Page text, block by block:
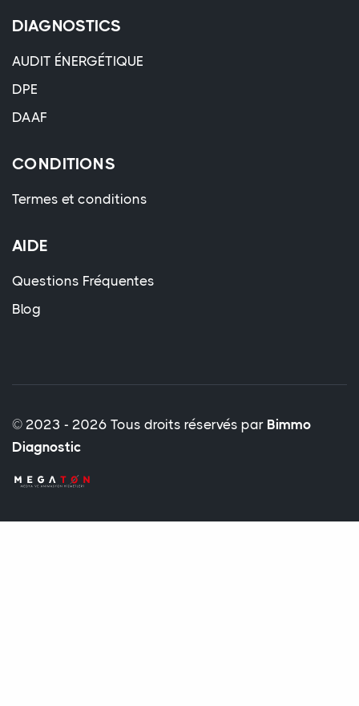
DIAGNOSTICS
AUDIT ÉNERGÉTIQUE
DPE
DAAF
CONDITIONS
Termes et conditions
AIDE
Questions Fréquentes
Blog
© 2023 - 2026 Tous droits réservés par Bimmo
Diagnostic